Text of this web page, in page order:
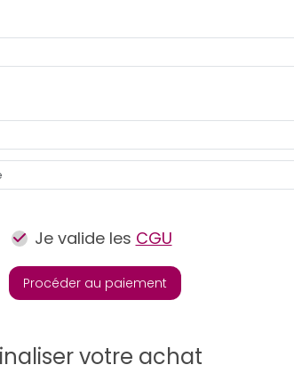
Je valide les CGU
Procéder au paiement
votre achat